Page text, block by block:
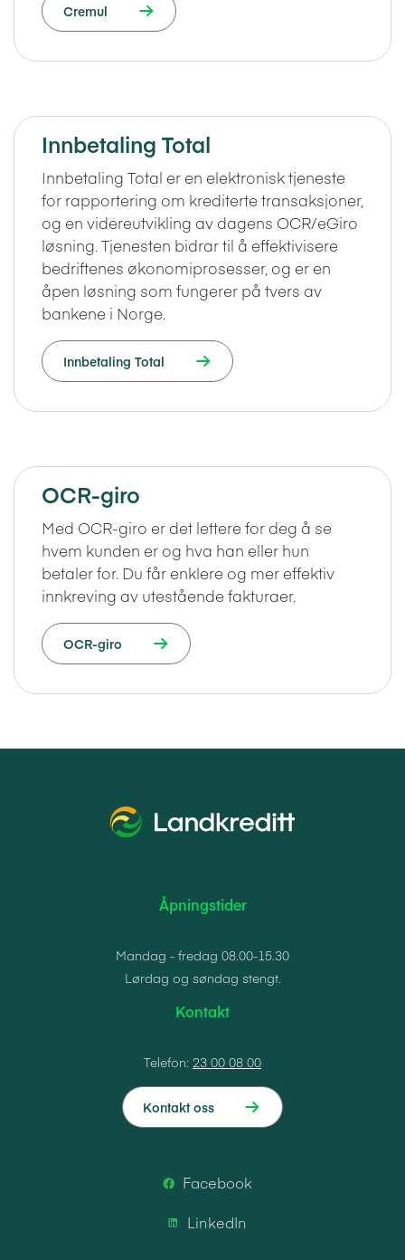
Cremul
Innbetaling Total
Innbetaling Total er en elektronisk tjeneste
for rapportering om krediterte transaksjoner,
og en videreutvikling av dagens OCR/eGiro
løsning. Tjenesten bidrar til å effektivisere
bedriftenes økonomiprosesser, og er en
åpen løsning som fungerer på tvers av
bankene i Norge.
Innbetaling Total
OCR-giro
Med OCR-giro er det lettere for deg å se
hvem kunden er og hva han eller hun
betaler for. Du får enklere og mer effektiv
innkreving av utestående fakturaer.
OCR-giro
Facebook
LinkedIn
Åpningstider
Mandag - fredag 08.00-15.30
Lørdag og søndag stengt.
Kontakt
Telefon: 23 00 08 00
Kontakt oss